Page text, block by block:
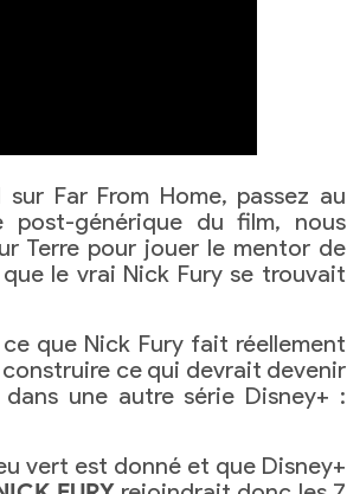
Far From Home, passez au
post-générique du film, nous
Terre pour jouer le mentor de
le vrai Nick Fury se trouvait
que Nick Fury fait réellement
ce qui devrait devenir
une autre série Disney+ :
vert est donné et que Disney+